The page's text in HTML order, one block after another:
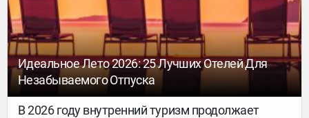
люкс ощущается не через показную роскошь, а
через детали и сервис.
Идеальное Лето 2026: 25 Лучших Отелей Для
Незабываемого Отпуска
В 2026 году внутренний туризм продолжает